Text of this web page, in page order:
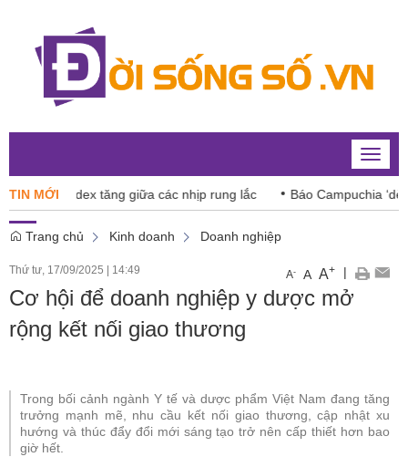
Toggle
TIN MỚI
VN-Index tăng giữa các nhịp rung lắc Báo Campuchia ‘dè
Trang chủ Kinh doanh Doanh nghiệp
Thứ tư, 17/09/2025 14:49 A- A A+ |
Cơ hội để doanh nghiệp y dược mở
rộng kết nối giao thương
Trong bối cảnh ngành Y tế và dược phẩm Việt Nam đang tăng
trưởng mạnh mẽ, nhu cầu kết nối giao thương, cập nhật xu
hướng và thúc đẩy đổi mới sáng tạo trở nên cấp thiết hơn bao
giờ hết.